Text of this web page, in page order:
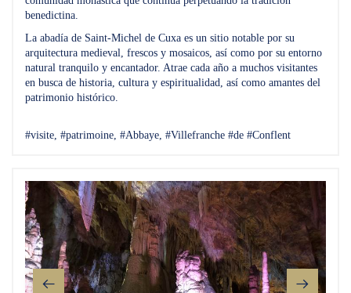
benedictina.
La abadía de Saint-Michel de Cuxa es un sitio notable por su
arquitectura medieval, frescos y mosaicos, así como por su entorno
natural tranquilo y encantador. Atrae cada año a muchos visitantes
en busca de historia, cultura y espiritualidad, así como amantes del
patrimonio histórico.
#visite, #patrimoine, #Abbaye, #Villefranche #de #Conflent